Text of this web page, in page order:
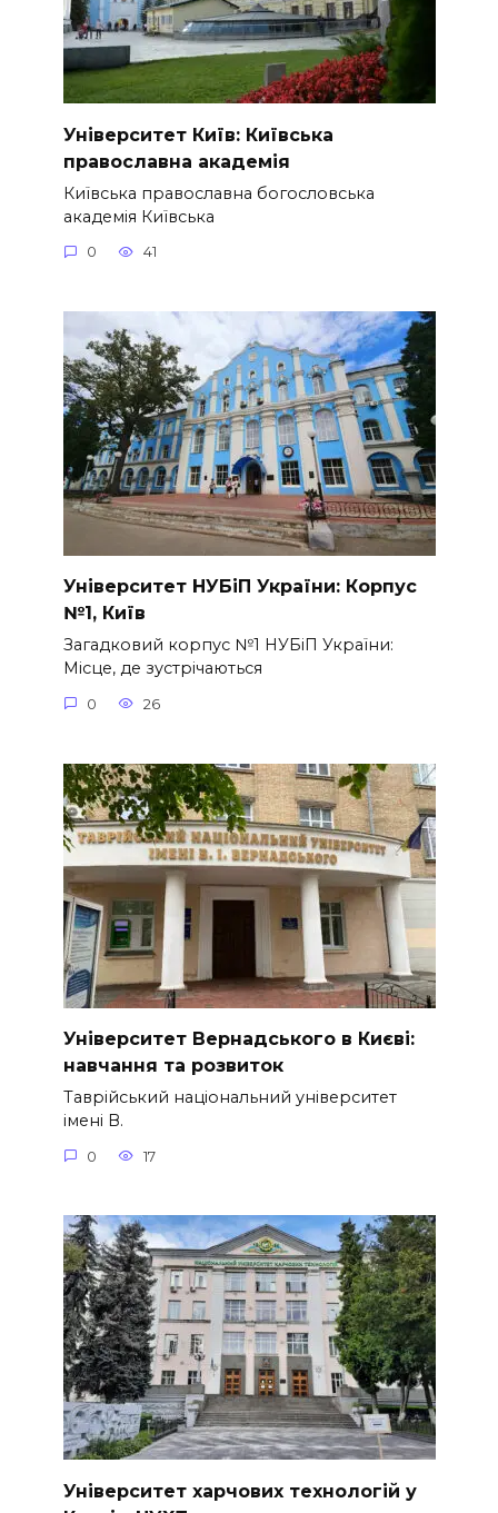
Університет Київ: Київська
православна академія
Київська православна богословська
академія Київська
0 41
Університет НУБіП України: Корпус
№1, Київ
Загадковий корпус №1 НУБіП України:
Місце, де зустрічаються
0 26
Університет Вернадського в Києві:
навчання та розвиток
Таврійський національний університет
імені В.
0 17
Університет харчових технологій у